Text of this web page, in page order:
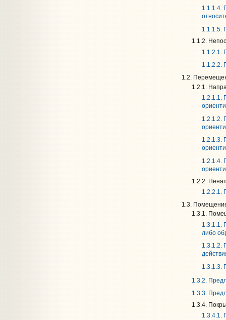
1.1.1.4.
1.1.1.5.
1.1.2.
1.1.2.1.
1.1.2.2.
1.2.
1.2.1.
1.2.1.1.
1.2.1.2.
1.2.1.3.
1.2.1.4.
1.2.2.
1.2.2.1.
1.3.
1.3.1.
1.3.1.1.
либо
1.3.1.2.
1.3.1.3.
1.3.2.
1.3.3.
1.3.4.
1.3.4.1.